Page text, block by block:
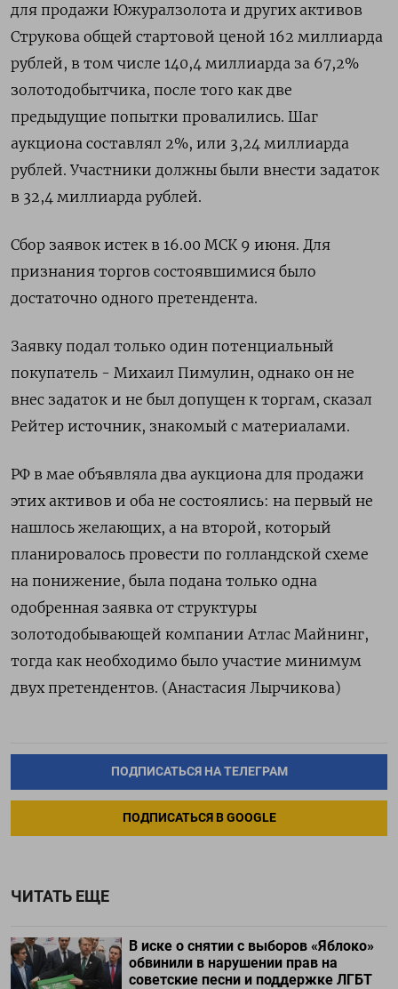
для продажи Южуралзолота ‌и других активов
Струкова ‌общей стартовой ценой 162 миллиарда
рублей, в том числе ​140,4 миллиарда за 67,2%
золотодобытчика, после того ‌как две
предыдущие попытки провалились. Шаг
аукциона ​составлял 2%, или 3,24 миллиарда
рублей. Участники должны ‌были внести задаток
в 32,4 миллиарда рублей.
Сбор заявок истек в 16.00 МСК 9 ​июня. Для ​
признания торгов состоявшимися ‌было
достаточно одного претендента.
Заявку подал только один ​потенциальный
покупатель - Михаил Пимулин, однако он не
внес задаток и не был допущен к торгам, сказал
Рейтер источник, знакомый с материалами.
РФ в мае объявляла два аукциона для продажи
этих активов и оба ​не состоялись: на ⁠первый не
нашлось желающих, а на второй, который
планировалось провести ‌по голландской схеме
на понижение, была подана ‌только одна
одобренная заявка от структуры
золотодобывающей компании ​Атлас Майнинг,
тогда как необходимо было участие ‌минимум
двух претендентов. (Анастасия Лырчикова)
ПОДПИСАТЬСЯ НА ТЕЛЕГРАМ
ПОДПИСАТЬСЯ В GOOGLE
ЧИТАТЬ ЕЩЕ
В иске о снятии с выборов «Яблоко»
обвинили в нарушении прав на
советские песни и поддержке ЛГБТ